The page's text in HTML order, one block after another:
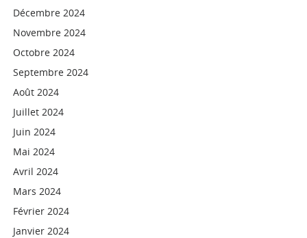
Décembre 2024
Novembre 2024
Octobre 2024
Septembre 2024
Août 2024
Juillet 2024
Juin 2024
Mai 2024
Avril 2024
Mars 2024
Février 2024
Janvier 2024